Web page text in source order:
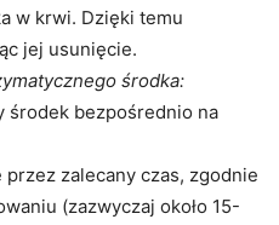
w krwi. Dzięki temu
jej usunięcie.
środka:
środek bezpośrednio na
zalecany czas, zgodnie
(zazwyczaj około 15-